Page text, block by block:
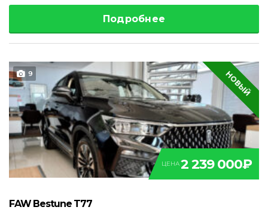
Подробнее
9 НОВЫЙ
ЦЕНА2 239 000₽
FAW Bestune T77